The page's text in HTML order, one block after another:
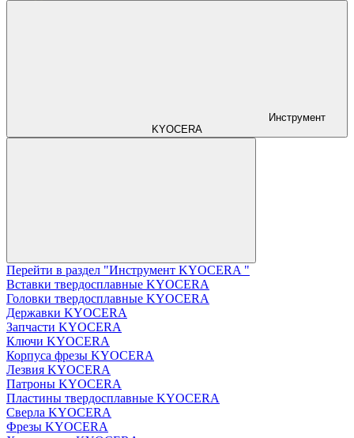
Инструмент
KYOCERA
Перейти в раздел "Инструмент KYOCERA "
Вставки твердосплавные KYOCERA
Головки твердосплавные KYOCERA
Державки KYOCERA
Запчасти KYOCERA
Ключи KYOCERA
Корпуса фрезы KYOCERA
Лезвия KYOCERA
Патроны KYOCERA
Пластины твердосплавные KYOCERA
Сверла KYOCERA
Фрезы KYOCERA